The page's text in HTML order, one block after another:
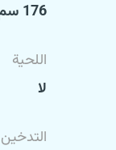
176 سم , 86 كغ
اللحية
لا
التدخين